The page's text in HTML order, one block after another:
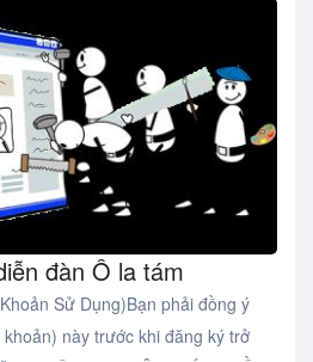
đàn Ô la tám
Sử Dụng)Bạn phải đồng ý
này trước khi đăng ký trở